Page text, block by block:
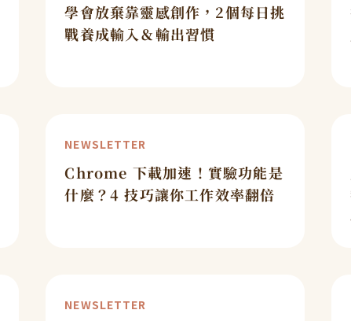
學會放棄靠靈感創作，2個每日挑
戰養成輸入＆輸出習慣
NEWSLETTER
Chrome 下載加速！實驗功能是
什麼？4 技巧讓你工作效率翻倍
NEWSLETTER